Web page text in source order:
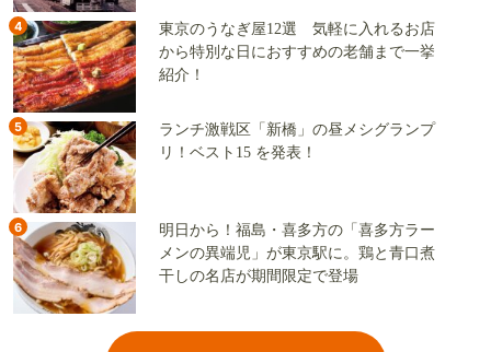
4
東京のうなぎ屋12選 気軽に入れるお店
から特別な日におすすめの老舗まで一挙
紹介！
5
ランチ激戦区「新橋」の昼メシグランプ
リ！ベスト15 を発表！
6
明日から！福島・喜多方の「喜多方ラー
メンの異端児」が東京駅に。鶏と青口煮
干しの名店が期間限定で登場